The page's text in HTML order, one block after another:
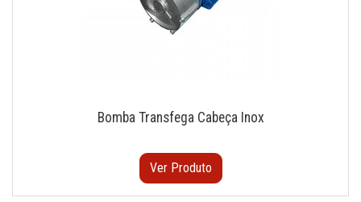
Bomba Transfega Cabeça Inox
Ver Produto